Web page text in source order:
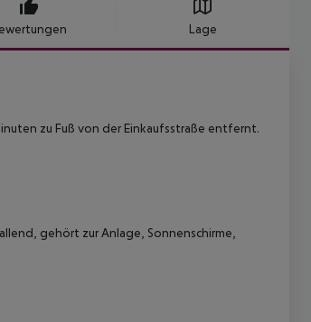
Lage
zu Fuß von der Einkaufsstraße entfernt.
gehört zur Anlage, Sonnenschirme,